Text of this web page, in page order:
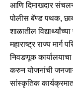
आणि दिमाखदार
पोलीस बॅण्ड पथक,
शाळातील
महाराष्ट्र राज्य मार्ग
निवडणूक
करुन योजनांची
सांस्कृतिक कार्यक्रमात